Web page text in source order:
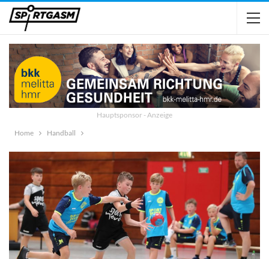
Hauptsponsor - Anzeige
Home
Handball